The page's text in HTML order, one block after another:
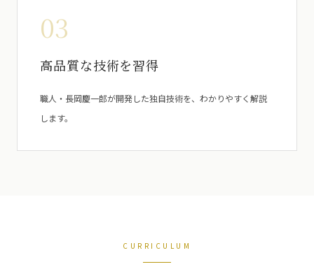
03
高品質な技術を習得
職人・長岡慶一郎が開発した独自技術を、わかりやすく解説
します。
CURRICULUM